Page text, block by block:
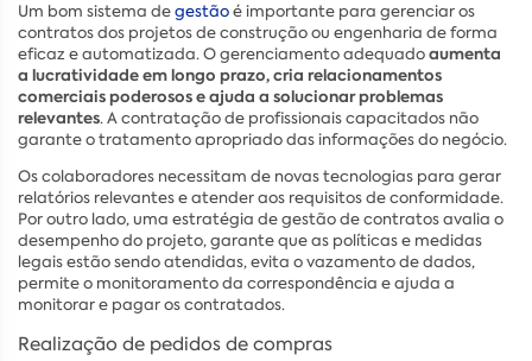
Um bom sistema degestãoé importante para gerenciar os
contratos dos projetos de construção ou engenharia de forma
eficaz e automatizada. O gerenciamento adequadoaumenta
a lucratividade em longo prazo, cria relacionamentos
comerciais poderosos e ajuda a solucionar problemas
relevantes. A contratação de profissionais capacitados não
garante o tratamento apropriado das informações do negócio.
Os colaboradores necessitam de novas tecnologias para gerar
relatórios relevantes e atender aos requisitos de conformidade.
Por outro lado, uma estratégia de gestão de contratos avalia o
desempenho do projeto, garante que as políticas e medidas
legais estão sendo atendidas, evita o vazamento de dados,
permite o monitoramento da correspondência e ajuda a
monitorar e pagar os contratados.
Realização de pedidos de compras